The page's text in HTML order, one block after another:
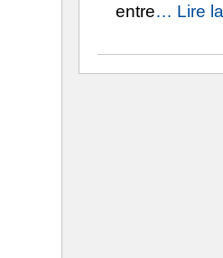
entre… Lire